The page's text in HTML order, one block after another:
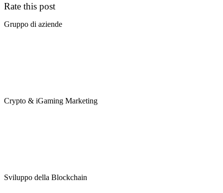
Rate this post
Gruppo di aziende
Crypto & iGaming Marketing
Sviluppo della Blockchain